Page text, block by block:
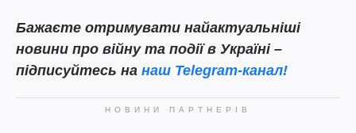
Бажаєте отримувати найактуальніші
новини про війну та події в Україні –
підписуйтесь на наш Telegram-канал!